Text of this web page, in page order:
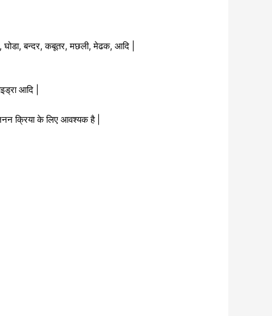
बन्दर, कबूतर, मछली, मेढक, आदि |
आदि |
क्रिया के लिए आवश्यक है |